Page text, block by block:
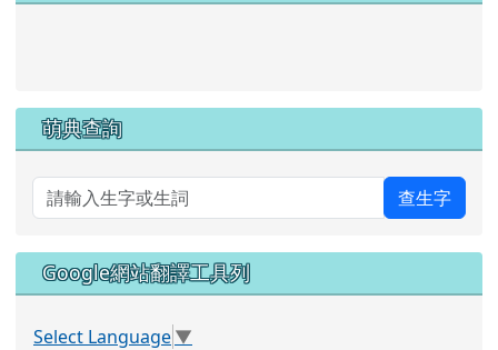
萌典查詢
查生字
Google網站翻譯工具列
Select Language▼